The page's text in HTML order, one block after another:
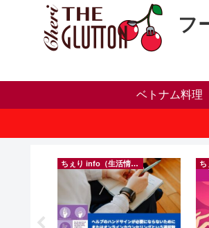
フ
ベトナム料理
ちぇり info（生活情報）